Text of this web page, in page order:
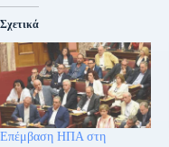
Σχετικά
Επέμβαση ΗΠΑ στη